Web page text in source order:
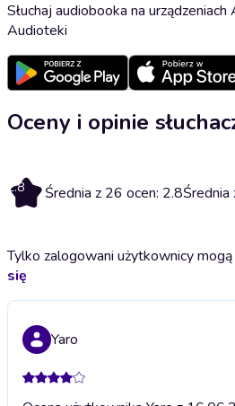
Słuchaj audiobooka na
Audioteki
Oceny i opinie
2.8 Średnia z 26 ocen: 2.8Średnia
Tylko zalogowani użytkownicy
się
Yaro